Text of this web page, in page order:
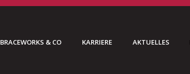
BRACEWORKS & CO KARRIERE AKTUELLES